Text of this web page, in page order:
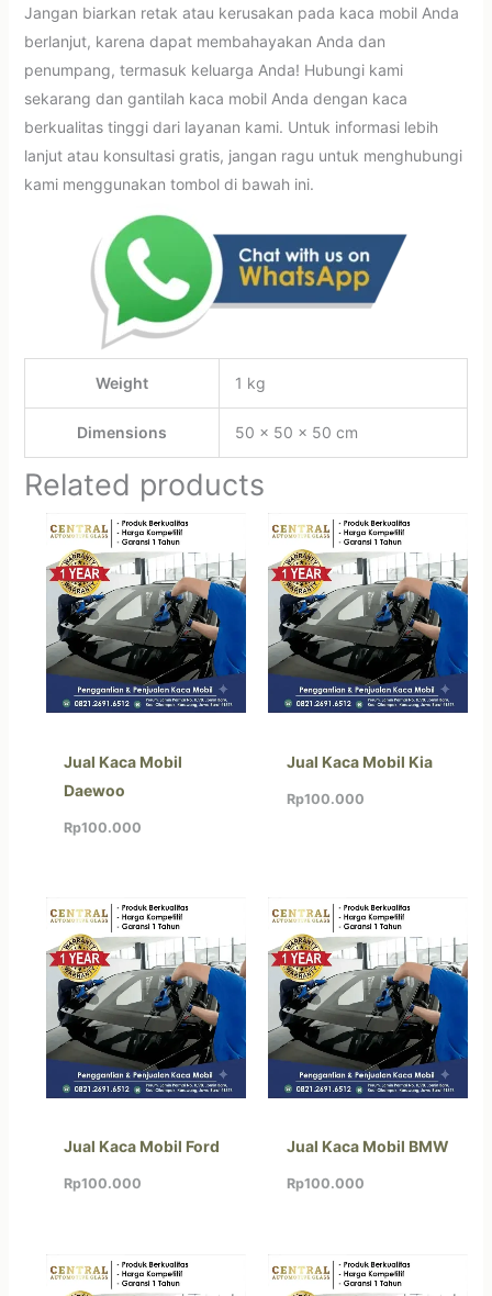
Jangan biarkan retak atau kerusakan pada kaca mobil Anda
berlanjut, karena dapat membahayakan Anda dan
penumpang, termasuk keluarga Anda! Hubungi kami
sekarang dan gantilah kaca mobil Anda dengan kaca
berkualitas tinggi dari layanan kami. Untuk informasi lebih
lanjut atau konsultasi gratis, jangan ragu untuk menghubungi
kami menggunakan tombol di bawah ini.
Weight 1 kg
Dimensions 50 × 50 × 50 cm
Related products
Jual Kaca Mobil
Daewoo
Rp100.000
Jual Kaca Mobil Kia
Rp100.000
Jual Kaca Mobil Ford
Rp100.000
Jual Kaca Mobil BMW
Rp100.000